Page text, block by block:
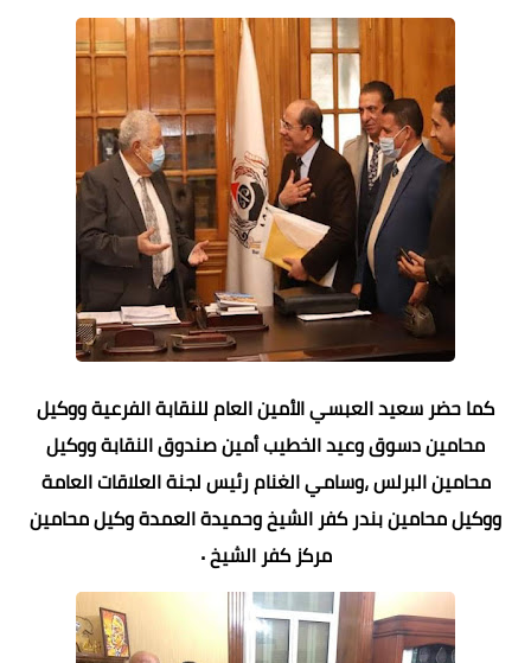
كما حضر سعيد العبسي الأمين العام للنقابة الفرعية ووكيل
محامين دسوق وعيد الخطيب أمين صندوق النقابة ووكيل
محامين البرلس ،وسامي الغنام رئيس لجنة العلاقات العامة
ووكيل محامين بندر كفر الشيخ وحميدة العمدة وكيل محامين
مركز كفر الشيخ ٠